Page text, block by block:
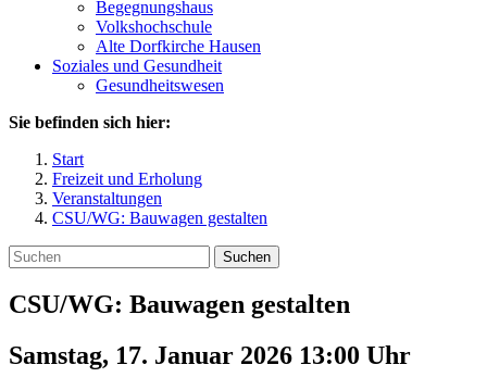
Begegnungshaus
Volkshochschule
Alte Dorfkirche Hausen
Soziales und Gesundheit
Gesundheitswesen
Sie befinden sich hier:
Start
Freizeit und Erholung
Veranstaltungen
CSU/WG: Bauwagen gestalten
Suchen
CSU/WG: Bauwagen gestalten
Samstag, 17. Januar 2026 13:00 Uhr